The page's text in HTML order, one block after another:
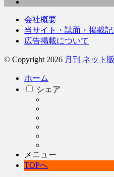
会社概要
当サイト・誌面・掲載
広告掲載について
© Copyright 2026 月刊 ネット
ホーム
シェア
メニュー
TOPへ